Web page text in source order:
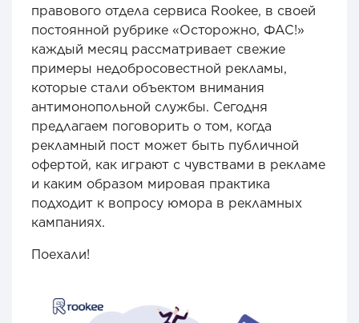
правового отдела сервиса Rookee, в своей
постоянной рубрике «Осторожно, ФАС!»
каждый месяц рассматривает свежие
примеры недобросовестной рекламы,
которые стали объектом внимания
антимонопольной службы. Сегодня
предлагаем поговорить о том, когда
рекламный пост может быть публичной
офертой, как играют с чувствами в рекламе
и каким образом мировая практика
подходит к вопросу юмора в рекламных
кампаниях.
Поехали!